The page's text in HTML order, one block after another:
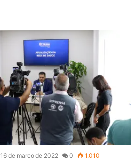
16 de março de 2022 0 1.010